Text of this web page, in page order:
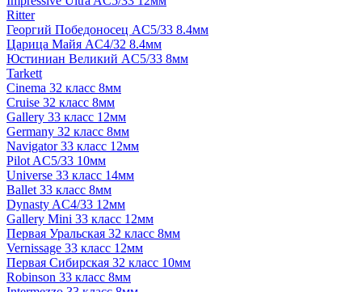
Ritter
Георгий Победоносец AC5/33 8.4мм
Царица Майя AC4/32 8.4мм
Юстиниан Великий AC5/33 8мм
Tarkett
Cinema 32 класс 8мм
Cruise 32 класс 8мм
Gallery 33 класс 12мм
Germany 32 класс 8мм
Navigator 33 класс 12мм
Pilot AC5/33 10мм
Universe 33 класс 14мм
Ballet 33 класс 8мм
Dynasty AC4/33 12мм
Gallery Mini 33 класс 12мм
Первая Уральская 32 класс 8мм
Vernissage 33 класс 12мм
Первая Сибирская 32 класс 10мм
Robinson 33 класс 8мм